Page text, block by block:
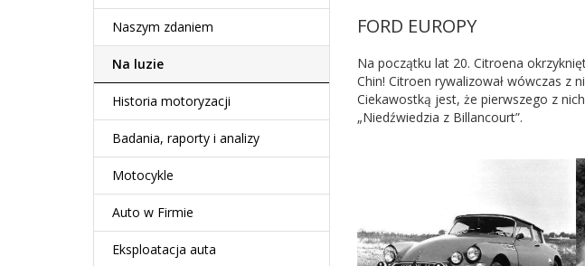
FORD EUROPY
Na początku lat 20. Citroena
Chin! Citroen rywalizował wówczas z
Ciekawostką jest, że pierwszego z
„Niedźwiedzia z Billancourt”.
Naszym zdaniem
Na luzie
Historia motoryzacji
Badania, raporty i analizy
Motocykle
Auto w Firmie
Eksploatacja auta